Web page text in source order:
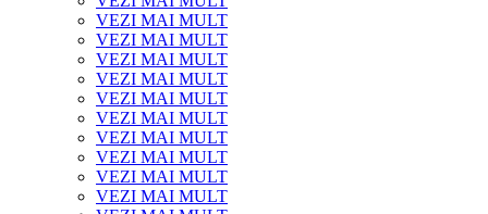
VEZI MAI MULT
VEZI MAI MULT
VEZI MAI MULT
VEZI MAI MULT
VEZI MAI MULT
VEZI MAI MULT
VEZI MAI MULT
VEZI MAI MULT
VEZI MAI MULT
VEZI MAI MULT